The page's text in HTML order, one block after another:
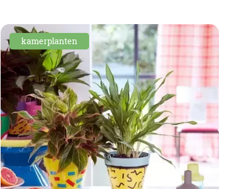
kamerplanten